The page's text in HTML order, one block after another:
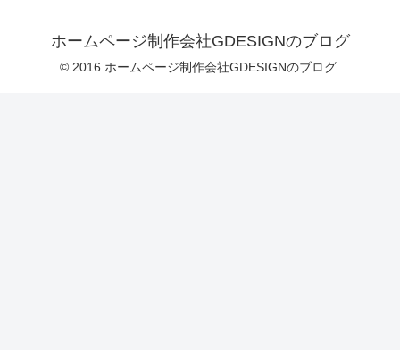
ホームページ制作会社GDESIGNのブログ
© 2016 ホームページ制作会社GDESIGNのブログ.